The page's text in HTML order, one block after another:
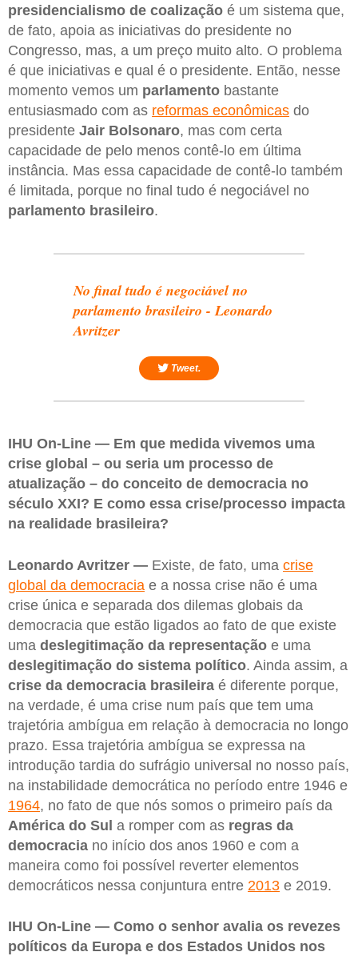
presidencialismo de coalização é um sistema que,
de fato, apoia as iniciativas do presidente no
Congresso, mas, a um preço muito alto. O problema
é que iniciativas e qual é o presidente. Então, nesse
momento vemos um parlamento bastante
entusiasmado com as reformas econômicas do
presidente Jair Bolsonaro, mas com certa
capacidade de pelo menos contê-lo em última
instância. Mas essa capacidade de contê-lo também
é limitada, porque no final tudo é negociável no
parlamento brasileiro.
No final tudo é negociável no
parlamento brasileiro - Leonardo
Avritzer
Tweet.
IHU On-Line — Em que medida vivemos uma
crise global – ou seria um processo de
atualização – do conceito de democracia no
século XXI? E como essa crise/processo impacta
na realidade brasileira?
Leonardo Avritzer — Existe, de fato, uma crise
global da democracia e a nossa crise não é uma
crise única e separada dos dilemas globais da
democracia que estão ligados ao fato de que existe
uma deslegitimação da representação e uma
deslegitimação do sistema político. Ainda assim, a
crise da democracia brasileira é diferente porque,
na verdade, é uma crise num país que tem uma
trajetória ambígua em relação à democracia no longo
prazo. Essa trajetória ambígua se expressa na
introdução tardia do sufrágio universal no nosso país,
na instabilidade democrática no período entre 1946 e
1964, no fato de que nós somos o primeiro país da
América do Sul a romper com as regras da
democracia no início dos anos 1960 e com a
maneira como foi possível reverter elementos
democráticos nessa conjuntura entre 2013 e 2019.
IHU On-Line — Como o senhor avalia os revezes
políticos da Europa e dos Estados Unidos nos